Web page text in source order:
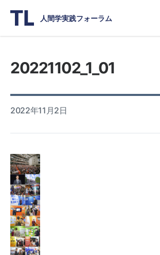
人間学実践フォーラム
20221102_1_01
2022年11月2日